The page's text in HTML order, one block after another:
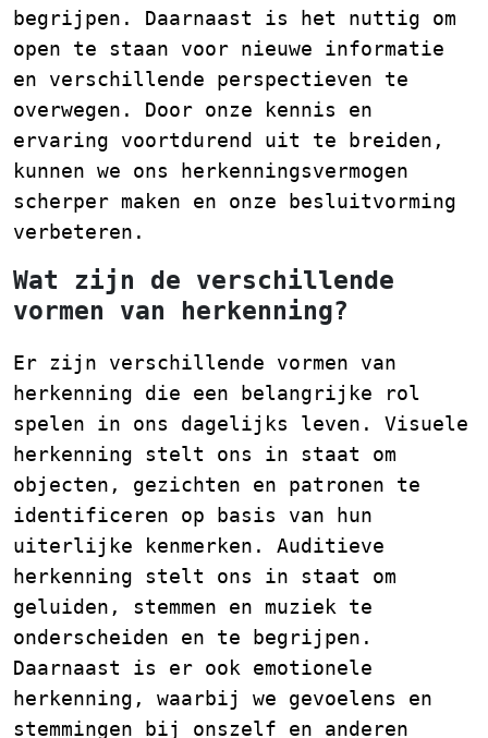
begrijpen. Daarnaast is het nuttig om
open te staan voor nieuwe informatie
en verschillende perspectieven te
overwegen. Door onze kennis en
ervaring voortdurend uit te breiden,
kunnen we ons herkenningsvermogen
scherper maken en onze besluitvorming
verbeteren.
Wat zijn de verschillende
vormen van herkenning?
Er zijn verschillende vormen van
herkenning die een belangrijke rol
spelen in ons dagelijks leven. Visuele
herkenning stelt ons in staat om
objecten, gezichten en patronen te
identificeren op basis van hun
uiterlijke kenmerken. Auditieve
herkenning stelt ons in staat om
geluiden, stemmen en muziek te
onderscheiden en te begrijpen.
Daarnaast is er ook emotionele
herkenning, waarbij we gevoelens en
stemmingen bij onszelf en anderen